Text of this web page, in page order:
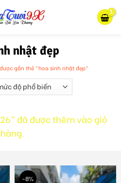
nhật đẹp
gắn thẻ “hoa sinh nhật đẹp”
đã được thêm vào giỏ
hàng.
-8%